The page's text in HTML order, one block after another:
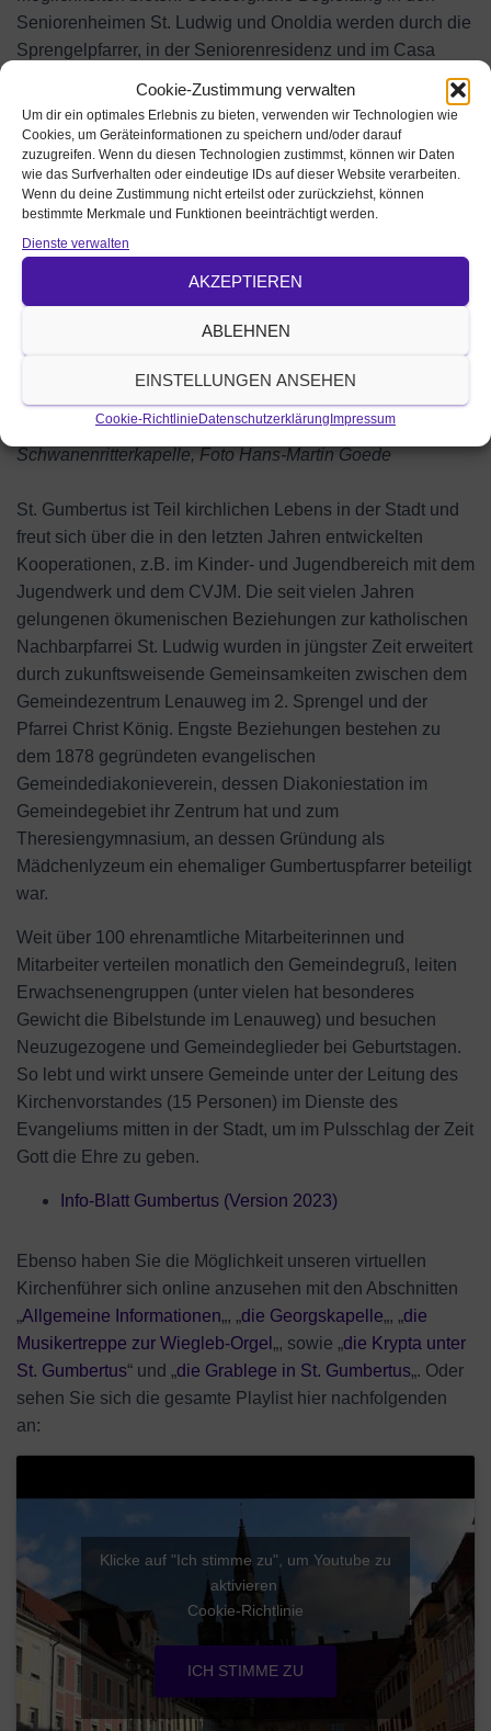
Cookie-Zustimmung verwalten
Um dir ein optimales Erlebnis zu bieten, verwenden wir Technologien wie
Cookies, um Geräteinformationen zu speichern und/oder darauf
zuzugreifen. Wenn du diesen Technologien zustimmst, können wir Daten
wie das Surfverhalten oder eindeutige IDs auf dieser Website verarbeiten.
Wenn du deine Zustimmung nicht erteilst oder zurückziehst, können
bestimmte Merkmale und Funktionen beeinträchtigt werden.
Dienste verwalten
AKZEPTIEREN
ABLEHNEN
EINSTELLUNGEN ANSEHEN
Cookie-Richtlinie Datenschutzerklärung Impressum
Seniorenheimen St. Ludwig und Onoldia werden durch die
Sprengelpfarrer, in der Seniorenresidenz und im Casa
Reha durch den theologischen Mitarbeiter Peter Gruber
Schwanenritterkapelle, Foto Hans-Martin Goede
St. Gumbertus ist Teil kirchlichen Lebens in der Stadt und
freut sich über die in den letzten Jahren entwickelten
Kooperationen, z.B. im Kinder- und Jugendbereich mit dem
Jugendwerk und dem CVJM. Die seit vielen Jahren
gelungenen ökumenischen Beziehungen zur katholischen
Nachbarpfarrei St. Ludwig wurden in jüngster Zeit erweitert
durch zukunftsweisende Gemeinsamkeiten zwischen dem
Gemeindezentrum Lenauweg im 2. Sprengel und der
Pfarrei Christ König. Engste Beziehungen bestehen zu
dem 1878 gegründeten evangelischen
Gemeindediakonieverein, dessen Diakoniestation im
Gemeindegebiet ihr Zentrum hat und zum
Theresiengymnasium, an dessen Gründung als
Mädchenlyzeum ein ehemaliger Gumbertuspfarrer beteiligt
war.
Weit über 100 ehrenamtliche Mitarbeiterinnen und
Mitarbeiter verteilen monatlich den Gemeindegruß, leiten
Erwachsenengruppen (unter vielen hat besonderes
Gewicht die Bibelstunde im Lenauweg) und besuchen
Neuzugezogene und Gemeindeglieder bei Geburtstagen.
So lebt und wirkt unsere Gemeinde unter der Leitung des
Kirchenvorstandes (15 Personen) im Dienste des
Evangeliums mitten in der Stadt, um im Pulsschlag der Zeit
Gott die Ehre zu geben.
Info-Blatt Gumbertus (Version 2023)
Ebenso haben Sie die Möglichkeit unseren virtuellen
Kirchenführer sich online anzusehen mit den Abschnitten
„Allgemeine Informationen„, „die Georgskapelle„, „die
Musikertreppe zur Wiegleb-Orgel „, sowie „die Krypta unter
St. Gumbertus“ und „die Grablege in St. Gumbertus„. Oder
sehen Sie sich die gesamte Playlist hier nachfolgenden
an:
Klicke auf "Ich stimme zu", um Youtube zu
aktivieren
Cookie-Richtlinie
ICH STIMME ZU